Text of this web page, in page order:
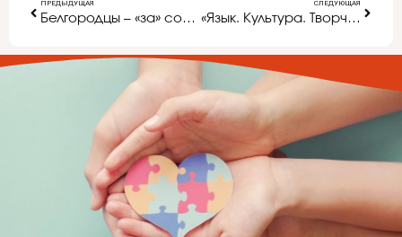
ПРЕДЫДУЩАЯ
Белгородцы – «за» сохранение природы!
СЛЕДУЮЩАЯ
«Язык. Культура. Творчество»